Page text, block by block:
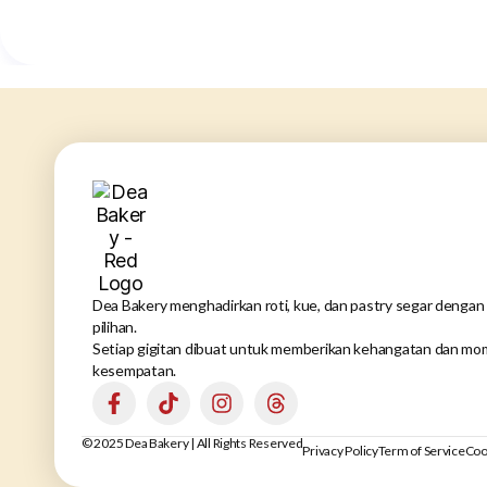
Dea Bakery menghadirkan roti, kue, dan pastry segar
pilihan.
Setiap gigitan dibuat untuk memberikan kehangatan dan
kesempatan.
© 2025 Dea Bakery | All Rights Reserved Term of Service
Privacy Policy